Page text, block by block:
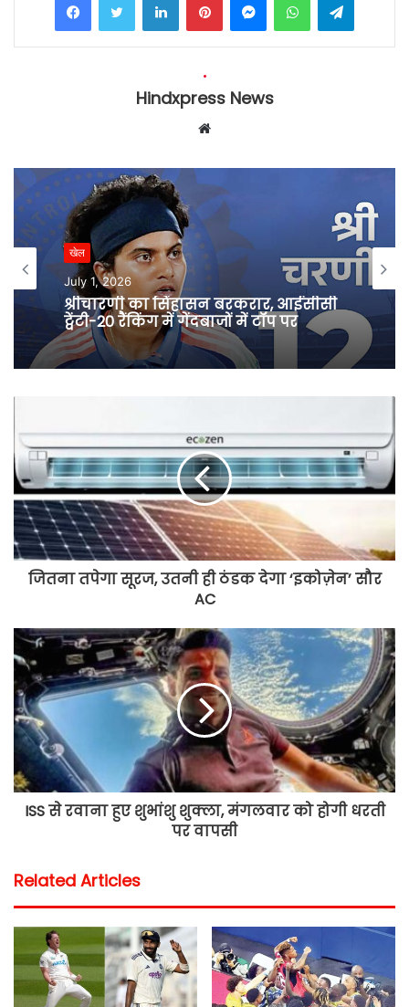
Hindxpress News
b
s
i
खेल
July 1, 2026
श्रीचारणी का सिंहासन बरकरार, आईसीसी
ट्वेंटी-20 रैंकिंग में गेंदबाजों में टॉप पर
जितना तपेगा सूरज, उतनी ही ठंडक देगा ‘इकोज़ेन’ सौर
AC
ISS से रवाना हुए शुभांशु शुक्ला, मंगलवार को होगी धरती
पर वापसी
Related Articles